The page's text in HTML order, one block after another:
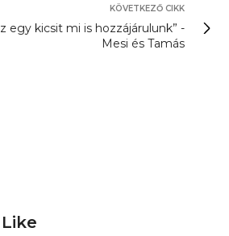
KÖVETKEZŐ CIKK
egy kicsit mi is hozzájárulunk” -
Mesi és Tamás